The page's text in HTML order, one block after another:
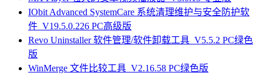
IObit Advanced SystemCare 系统清理维护与安全防护软
件_V19.5.0.226 PC高级版
Revo Uninstaller 软件管理/软件卸载工具_V5.5.2 PC绿色
版
WinMerge 文件比较工具_V2.16.58 PC绿色版